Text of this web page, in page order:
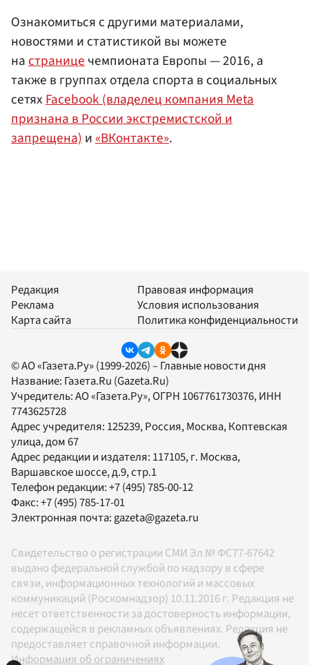
Ознакомиться с другими материалами,
новостями и статистикой вы можете
настраницечемпионата Европы — 2016, а
также в группах отдела спорта в социальных
сетяхFacebook (владелец компания Meta
признана в России экстремистской и
запрещена)и«ВКонтакте».
Редакция
Реклама
Карта сайта
Правовая информация
Условия использования
Политика конфиденциальности
© АО «Газета.Ру» (1999-2026) – Главные новости дня
Название: Газета.Ru (Gazeta.Ru)
Учредитель:АО «Газета.Ру», ОГРН 1067761730376, ИНН
7743625728
Адрес учредителя: 125239, Россия, Москва, Коптевская
улица, дом 67
Адрес редакции и издателя: 117105, г. Москва,
Варшавское шоссе, д.9, стр.1
Телефон редакции:+7 (495) 785-00-12
Факс:+7 (495) 785-17-01
Электронная почта:gazeta@gazeta.ru
Свидетельство о регистрации СМИ Эл № ФС77-67642
выдано федеральной службой по надзору в сфере
связи, информационных технологий и массовых
коммуникаций (Роскомнадзор) 10.11.2016 г. Редакция не
несет ответственности за достоверность информации,
содержащейся в рекламных объявлениях. Редакция не
предоставляет справочной информации.
Информация об ограничениях